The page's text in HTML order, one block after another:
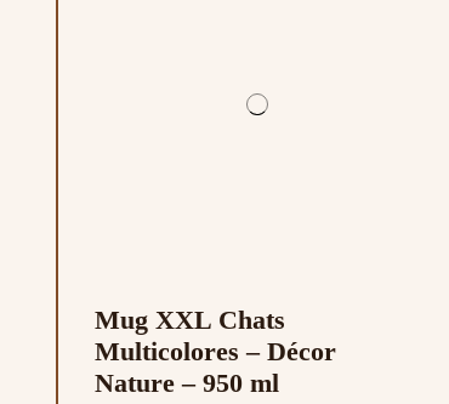
Mug XXL Chats
Multicolores – Décor
Nature – 950 ml